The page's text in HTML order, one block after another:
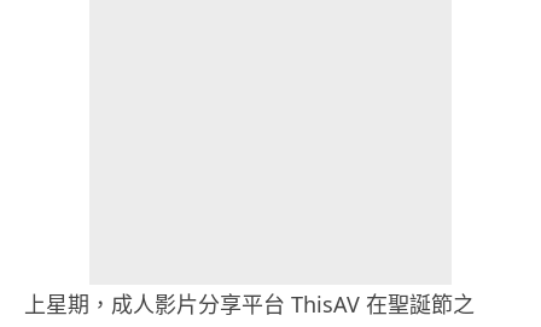
上星期，成人影片分享平台 ThisAV 在聖誕節之